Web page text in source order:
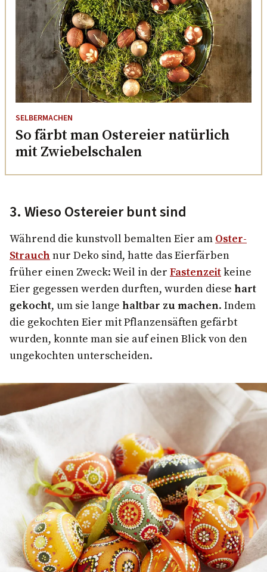
SELBERMACHEN
So färbt man Ostereier natürlich
mit Zwiebelschalen
3. Wieso Ostereier bunt sind
Während die kunstvoll bemalten Eier am Oster-
Strauch nur Deko sind, hatte das Eierfärben
früher einen Zweck: Weil in der Fastenzeitkeine
Eier gegessen werden durften, wurden diese hart
gekocht, um sie lange haltbar zu machen. Indem
die gekochten Eier mit Pflanzensäften gefärbt
wurden, konnte man sie auf einen Blick von den
ungekochten unterscheiden.